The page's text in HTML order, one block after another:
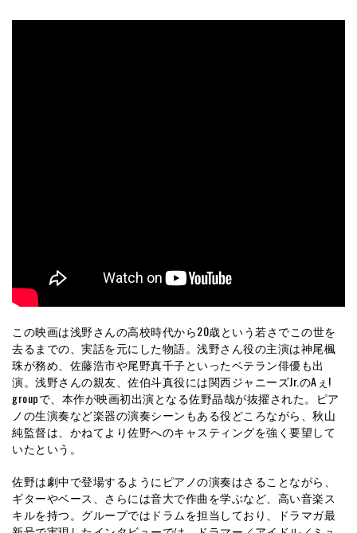
この映画は浅野さんの高校時代から20歳という若さでこの世を
去るまでの、実話を元にした物語。浅野さん役の主演は神尾楓
珠が務め、佐藤浩市や尾野真千子といったベテラン俳優も出
演。浅野さんの親友、佐伯斗真役には関西ジャニーズJr.のAぇ!
groupで、本作が映画初出演となる佐野晶哉が抜擢された。ピア
ノの生演奏など楽器の演奏シーンもある役どころながら、秋山
純監督は、かねてより佐野へのキャスティングを強く要望して
いたという。
佐野は劇中で登場するようにピアノの演奏はさることながら、
ギターやベース、さらには音大で作曲を学ぶなど、高い音楽ス
キルを持つ。グループではドラムを担当しており、ドラマガ最